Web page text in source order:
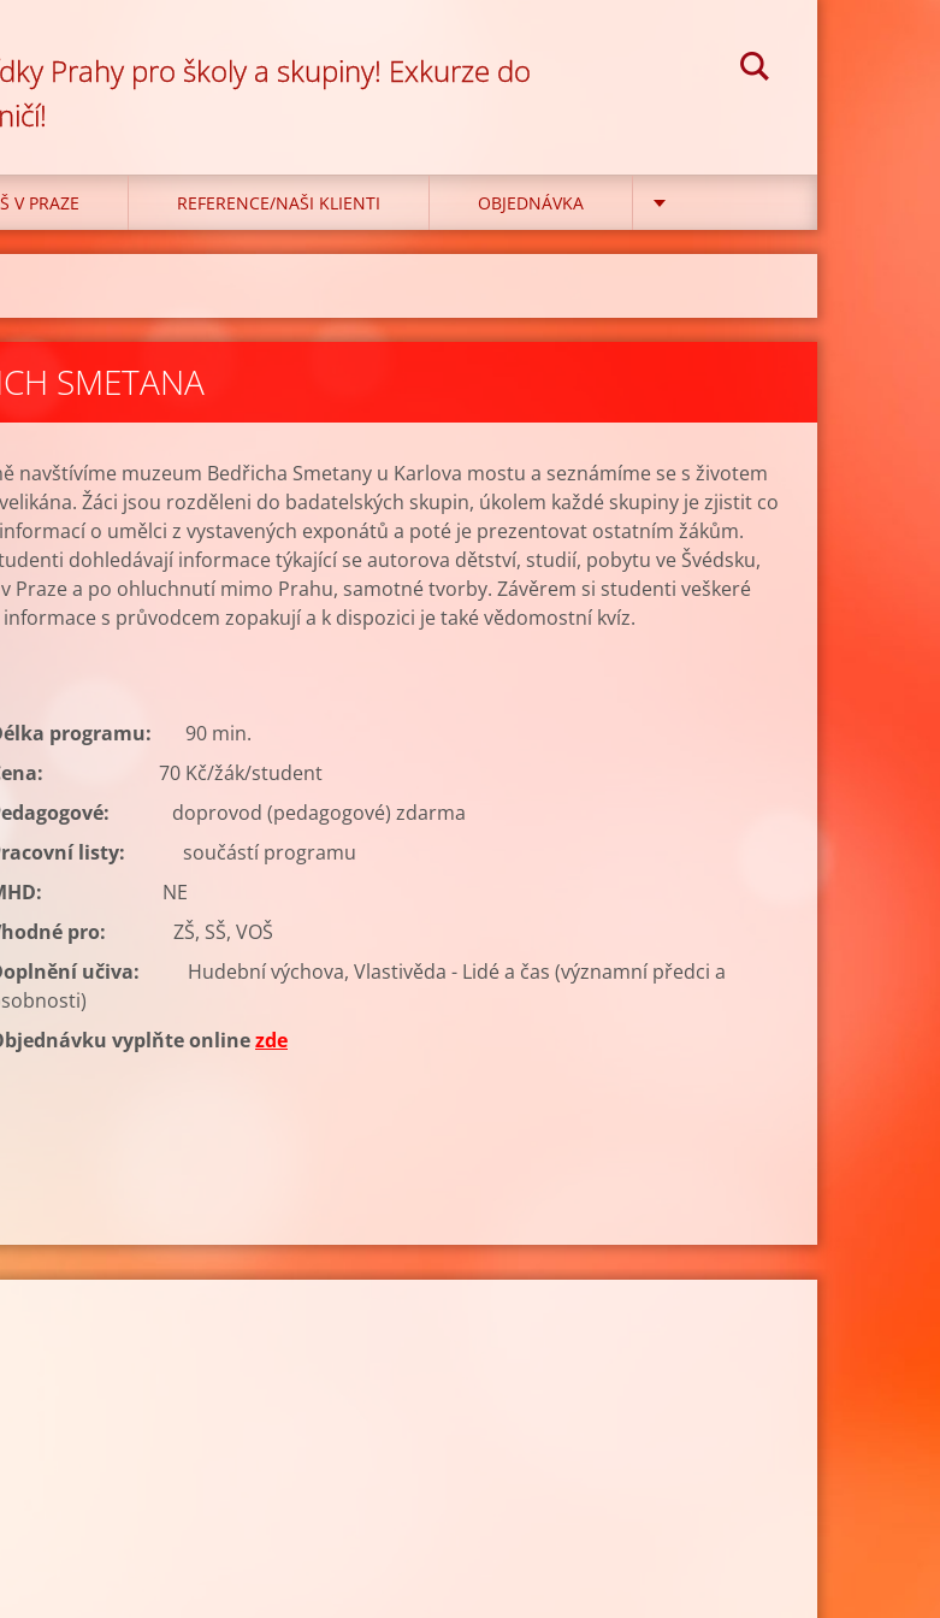
Prahy pro školy a skupiny! Exkurze do
V PRAZE REFERENCE/NAŠI KLIENTI OBJEDNÁVKA
SMETANA
navštívíme muzeum Bedřicha Smetany u Karlova mostu a seznámíme se s životem
Žáci jsou rozděleni do badatelských skupin, úkolem každé skupiny je zjistit co
o umělci z vystavených exponátů a poté je prezentovat ostatním žákům.
dohledávají informace týkající se autorova dětství, studií, pobytu ve Švédsku,
Praze a po ohluchnutí mimo Prahu, samotné tvorby. Závěrem si studenti veškeré
s průvodcem zopakují a k dispozici je také vědomostní kvíz.
programu:
90 min.
70 Kč/žák/student
doprovod (pedagogové) zdarma
listy:
součástí programu
NE
pro:
ZŠ, SŠ, VOŠ
učiva: Hudební výchova, Vlastivěda - Lidé a čas (významní předci a
vyplňte onlinezde